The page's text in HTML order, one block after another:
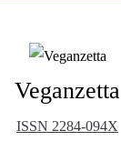
Veganzetta
ISSN 2284-094X